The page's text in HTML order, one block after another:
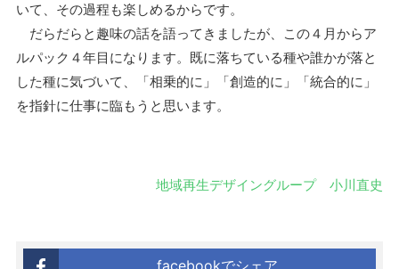
いて、その過程も楽しめるからです。
だらだらと趣味の話を語ってきましたが、この４月からア
ルパック４年目になります。既に落ちている種や誰かが落と
した種に気づいて、「相乗的に」「創造的に」「統合的に」
を指針に仕事に臨もうと思います。
地域再生デザイングループ 小川直史
facebookでシェア